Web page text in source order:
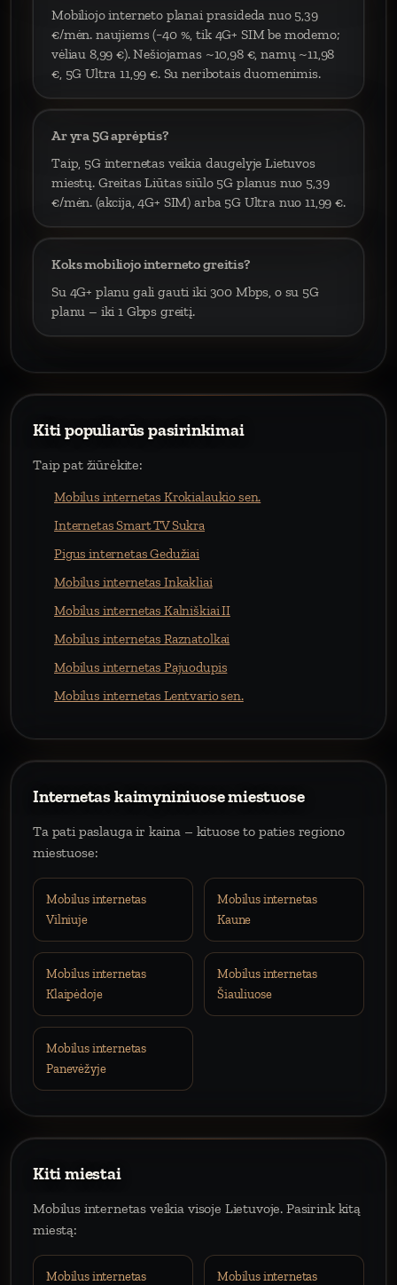
Mobiliojo interneto planai prasideda nuo 5,39
€/mėn. naujiems (−40 %, tik 4G+ SIM be modemo;
vėliau 8,99 €). Nešiojamas ~10,98 €, namų ~11,98
€, 5G Ultra 11,99 €. Su neribotais duomenimis.
Ar yra 5G aprėptis?
Taip, 5G internetas veikia daugelyje Lietuvos
miestų. Greitas Liūtas siūlo 5G planus nuo 5,39
€/mėn. (akcija, 4G+ SIM) arba 5G Ultra nuo 11,99 €.
Koks mobiliojo interneto greitis?
Su 4G+ planu gali gauti iki 300 Mbps, o su 5G
planu – iki 1 Gbps greitį.
Kiti populiarūs pasirinkimai
Taip pat žiūrėkite:
Mobilus internetas Krokialaukio sen.
Internetas Smart TV Sukra
Pigus internetas Gedužiai
Mobilus internetas Inkakliai
Mobilus internetas Kalniškiai II
Mobilus internetas Raznatolkai
Mobilus internetas Pajuodupis
Mobilus internetas Lentvario sen.
Internetas kaimyniniuose miestuose
Ta pati paslauga ir kaina – kituose to paties regiono
miestuose:
Mobilus internetas
Vilniuje
Mobilus internetas
Kaune
Mobilus internetas
Klaipėdoje
Mobilus internetas
Šiauliuose
Mobilus internetas
Panevėžyje
Kiti miestai
Mobilus internetas veikia visoje Lietuvoje. Pasirink kitą
miestą:
Mobilus internetas
Mobilus internetas